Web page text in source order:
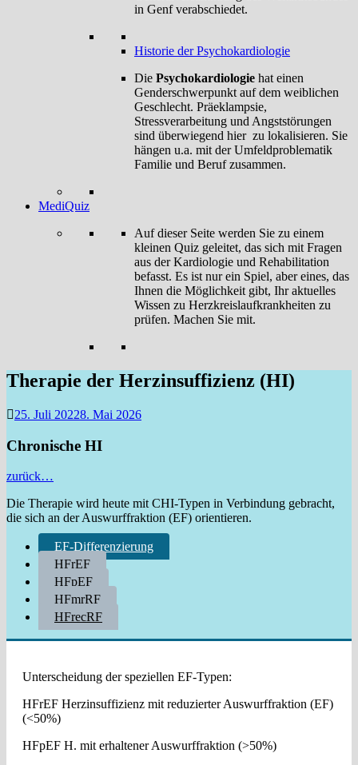
in Genf verabschiedet.
Historie der Psychokardiologie
Die Psychokardiologie hat einen
Genderschwerpunkt auf dem weiblichen
Geschlecht. Präeklampsie,
Stressverarbeitung und Angststörungen
sind überwiegend hier zu lokalisieren. Sie
hängen u.a. mit der Umfeldproblematik
Familie und Beruf zusammen.
MediQuiz
Auf dieser Seite werden Sie zu einem
kleinen Quiz geleitet, das sich mit Fragen
aus der Kardiologie und Rehabilitation
befasst. Es ist nur ein Spiel, aber eines, das
Ihnen die Möglichkeit gibt, Ihr aktuelles
Wissen zu Herzkreislaufkrankheiten zu
prüfen. Machen Sie mit.
Therapie der Herzinsuffizienz (HI)
25. Juli 20228. Mai 2026
Chronische HI
zurück…
Die Therapie wird heute mit CHI-Typen in Verbindung gebracht,
die sich an der Auswurffraktion (EF) orientieren.
EF-Differenzierung
HFrEF
HFpEF
HFmrRF
HFrecRF
Unterscheidung der speziellen EF-Typen:
HFrEF Herzinsuffizienz mit reduzierter Auswurffraktion (EF)
(<50%)
HFpEF H. mit erhaltener Auswurffraktion (>50%)